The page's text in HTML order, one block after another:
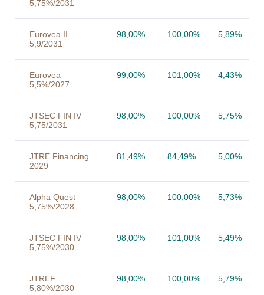
5,75%/2031
Eurovea II
5,9/2031
98,00% 100,00% 5,89%
Eurovea
5,5%/2027
99,00% 101,00% 4,43%
JTSEC FIN IV
5,75/2031
98,00% 100,00% 5,75%
JTRE Financing
2029
81,49% 84,49% 5,00%
Alpha Quest
5,75%/2028
98,00% 100,00% 5,73%
JTSEC FIN IV
5,75%/2030
98,00% 101,00% 5,49%
JTREF
5,80%/2030
98,00% 100,00% 5,79%